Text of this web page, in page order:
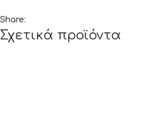
Share:
Σχετικά προϊόντα